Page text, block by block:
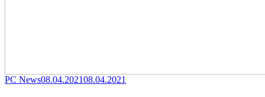
Category
PC NewsPosted
08.04.202108.04.2021